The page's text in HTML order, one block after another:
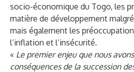
socio-économique du Togo, les
matière de développement
mais également les
l’inflation et l’insécurité.
« Le premier enjeu que nous
conséquences de la succession